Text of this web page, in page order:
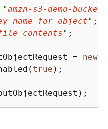
"amzn-s3-demo-bucket1
name for object" ;
contents" ;
= new
true );